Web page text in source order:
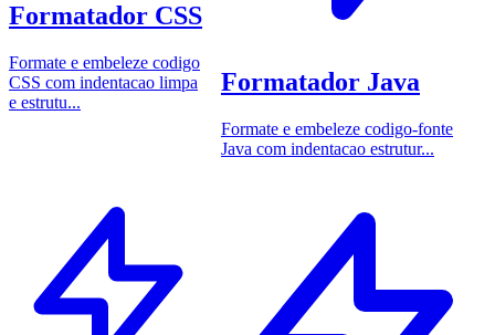
Formatador CSS
Formate e embeleze codigo
CSS com indentacao limpa
e estrutu...
Formatador Java
Formate e embeleze codigo-fonte
Java com indentacao estrutur...